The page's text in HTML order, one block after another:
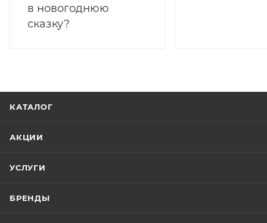
в новогоднюю
сказку?
КАТАЛОГ
АКЦИИ
УСЛУГИ
БРЕНДЫ